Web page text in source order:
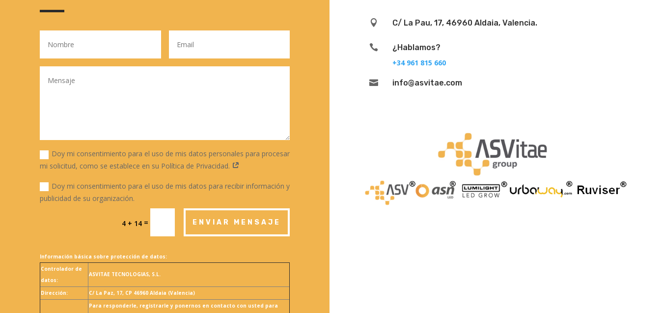
Doy mi consentimiento para el uso de mis datos personales para procesar
mi solicitud, como se establece en su Política de Privacidad.
Doy mi consentimiento para el uso de mis datos para recibir información y
publicidad de su organización.
4 + 14 = ENVIAR MENSAJE
Información básica sobre protección de datos:
Controlador de
datos:
ASVITAE TECNOLOGIAS, S.L.
Dirección: C/ La Paz, 17, CP 46960 Aldaia (Valencia)
Para responderle, registrarle y ponernos en contacto con usted para
 C/ La Pau, 17, 46960 Aldaia, Valencia.

¿Hablamos?
+34 961 815 660
 info@asvitae.com